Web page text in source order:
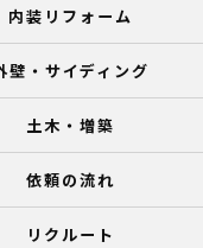
内装リフォーム
壁・サイディング
土木・増築
依頼の流れ
リクルート